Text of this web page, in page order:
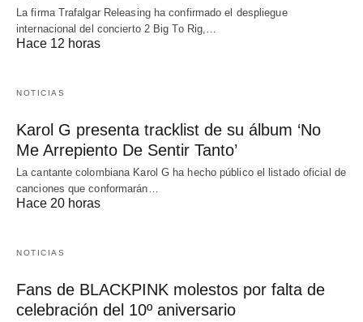
La firma Trafalgar Releasing ha confirmado el despliegue
internacional del concierto 2 Big To Rig,…
Hace 12 horas
NOTICIAS
Karol G presenta tracklist de su álbum ‘No
Me Arrepiento De Sentir Tanto’
La cantante colombiana Karol G ha hecho público el listado oficial de
canciones que conformarán…
Hace 20 horas
NOTICIAS
Fans de BLACKPINK molestos por falta de
celebración del 10º aniversario